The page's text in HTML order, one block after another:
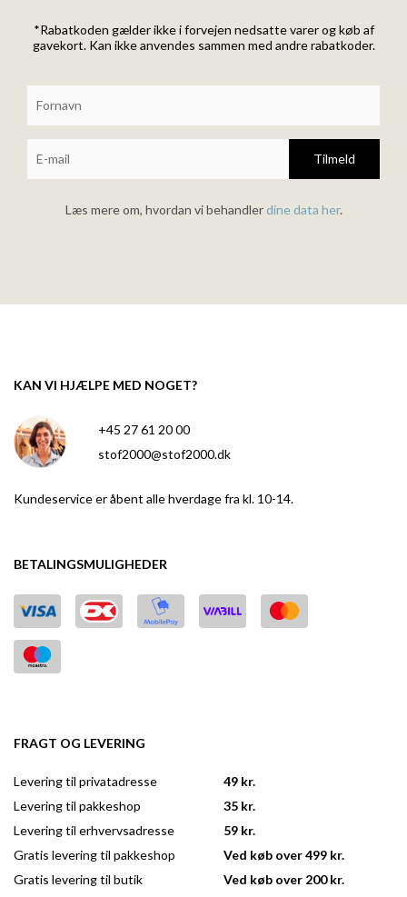
*Rabatkoden gælder ikke i forvejen nedsatte varer og køb af
gavekort. Kan ikke anvendes sammen med andre rabatkoder.
Tilmeld
Læs mere om, hvordan vi behandlerdine data her.
KAN VI HJÆLPE MED NOGET?
+45 27 61 20 00
stof2000@stof2000.dk
Kundeservice er åbent alle hverdage fra kl. 10-14.
BETALINGSMULIGHEDER
FRAGT OG LEVERING
Levering til privatadresse
Levering til pakkeshop
Levering til erhvervsadresse
Gratis levering til pakkeshop
Gratis levering til butik
49 kr.
35 kr.
59 kr.
Ved køb over 499 kr.
Ved køb over 200 kr.